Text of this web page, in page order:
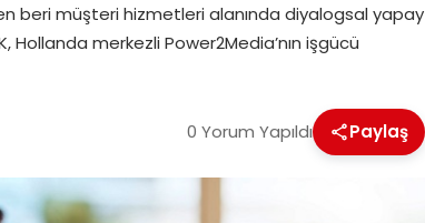
beri müşteri hizmetleri alanında diyalogsal yapay
merkezli Power2Media’nın işgücü
0 Yorum Yapıldı Paylaş